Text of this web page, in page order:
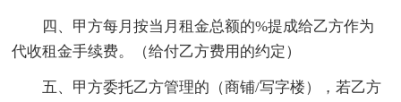
四、甲方每月按当月租金总额的%提成给乙方作为
代收租金手续费。（给付乙方费用的约定）
五、甲方委托乙方管理的（商铺/写字楼），若乙方